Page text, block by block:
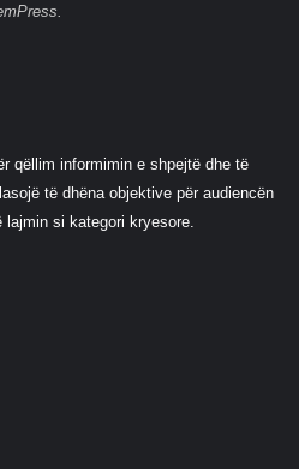
qëllim informimin e shpejtë dhe të
të dhëna objektive për audiencën
si kategori kryesore.